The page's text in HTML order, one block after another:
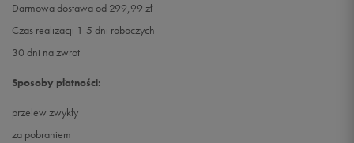
Darmowa dostawa od 299,99 zł
Czas realizacji 1-5 dni roboczych
30 dni na zwrot
Sposoby płatności:
przelew zwykły
za pobraniem